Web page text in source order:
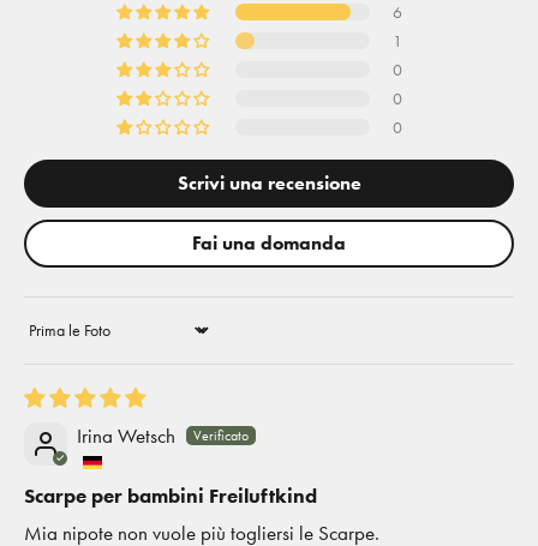
6
1
0
0
0
Scrivi una recensione
Fai una domanda
Sort by
Irina Wetsch
Scarpe per bambini Freiluftkind
Mia nipote non vuole più togliersi le Scarpe.